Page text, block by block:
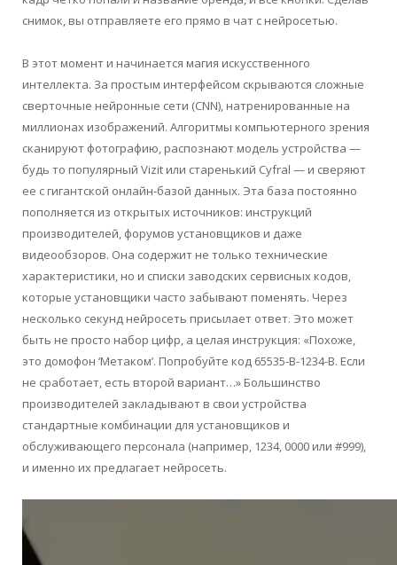
снимок, вы отправляете его прямо в чат с нейросетью.
В этот момент и начинается магия искусственного
интеллекта. За простым интерфейсом скрываются сложные
сверточные нейронные сети (CNN), натренированные на
миллионах изображений. Алгоритмы компьютерного зрения
сканируют фотографию, распознают модель устройства —
будь то популярный Vizit или старенький Cyfral — и сверяют
ее с гигантской онлайн-базой данных. Эта база постоянно
пополняется из открытых источников: инструкций
производителей, форумов установщиков и даже
видеообзоров. Она содержит не только технические
характеристики, но и списки заводских сервисных кодов,
которые установщики часто забывают поменять. Через
несколько секунд нейросеть присылает ответ. Это может
быть не просто набор цифр, а целая инструкция: «Похоже,
это домофон ‘Метаком’. Попробуйте код 65535-В-1234-В. Если
не сработает, есть второй вариант…» Большинство
производителей закладывают в свои устройства
стандартные комбинации для установщиков и
обслуживающего персонала (например, 1234, 0000 или #999),
и именно их предлагает нейросеть.